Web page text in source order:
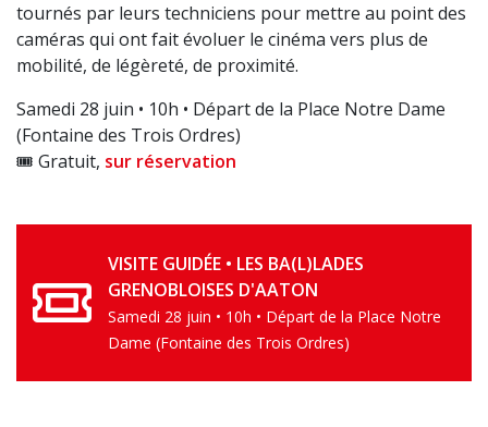
tournés par leurs techniciens pour mettre au point des
caméras qui ont fait évoluer le cinéma vers plus de
mobilité, de légèreté, de proximité.
Samedi 28 juin • 10h • Départ de la Place Notre Dame
(Fontaine des Trois Ordres)
🎟️ Gratuit, sur réservation
VISITE GUIDÉE • LES BA(L)LADES
GRENOBLOISES D'AATON
Samedi 28 juin • 10h • Départ de la Place Notre
Dame (Fontaine des Trois Ordres)